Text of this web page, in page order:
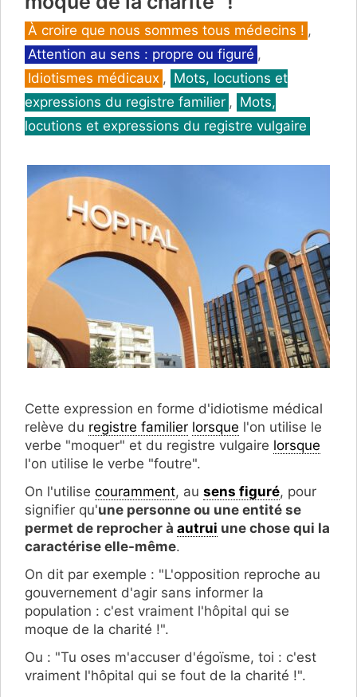
Catégories
À croire que nous sommes tous médecins ! ,
Attention au sens : propre ou figuré ,
Idiotismes médicaux , Mots, locutions et
expressions du registre familier , Mots,
locutions et expressions du registre vulgaire
Cette expression en forme d'idiotisme médical
relève du registre familier lorsque l'on utilise le
verbe "moquer" et du registre vulgaire lorsque
l'on utilise le verbe "foutre".
On l'utilise couramment, au sens figuré, pour
signifier qu'une personne ou une entité se
permet de reprocher à autrui une chose qui la
caractérise elle-même.
On dit par exemple : "L'opposition reproche au
gouvernement d'agir sans informer la
population : c'est vraiment l'hôpital qui se
moque de la charité !".
Ou : "Tu oses m'accuser d'égoïsme, toi : c'est
vraiment l'hôpital qui se fout de la charité !".